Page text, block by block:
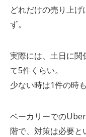
どれだけの売り上
ず。
実際には、土日に関
て5件くらい。
少ない時は1件の時も
ベーカリーでの
階で、対策は必要と